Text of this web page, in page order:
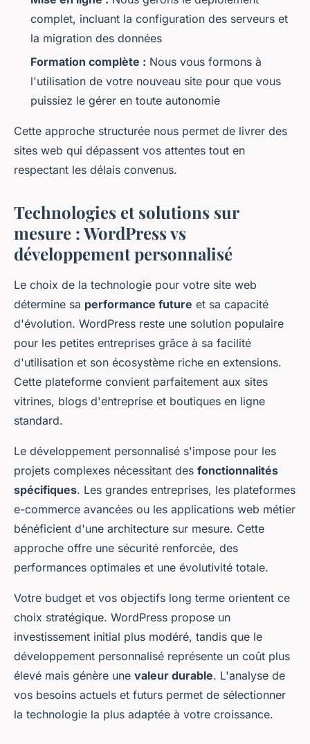
complet, incluant la configuration des serveurs et
la migration des données
Formation complète : Nous vous formons à
l'utilisation de votre nouveau site pour que vous
puissiez le gérer en toute autonomie
Cette approche structurée nous permet de livrer des
sites web qui dépassent vos attentes tout en
respectant les délais convenus.
Technologies et solutions sur
mesure : WordPress vs
développement personnalisé
Le choix de la technologie pour votre site web
détermine sa performance future et sa capacité
d'évolution. WordPress reste une solution populaire
pour les petites entreprises grâce à sa facilité
d'utilisation et son écosystème riche en extensions.
Cette plateforme convient parfaitement aux sites
vitrines, blogs d'entreprise et boutiques en ligne
standard.
Le développement personnalisé s'impose pour les
projets complexes nécessitant des fonctionnalités
spécifiques. Les grandes entreprises, les plateformes
e-commerce avancées ou les applications web métier
bénéficient d'une architecture sur mesure. Cette
approche offre une sécurité renforcée, des
performances optimales et une évolutivité totale.
Votre budget et vos objectifs long terme orientent ce
choix stratégique. WordPress propose un
investissement initial plus modéré, tandis que le
développement personnalisé représente un coût plus
élevé mais génère une valeur durable. L'analyse de
vos besoins actuels et futurs permet de sélectionner
la technologie la plus adaptée à votre croissance.